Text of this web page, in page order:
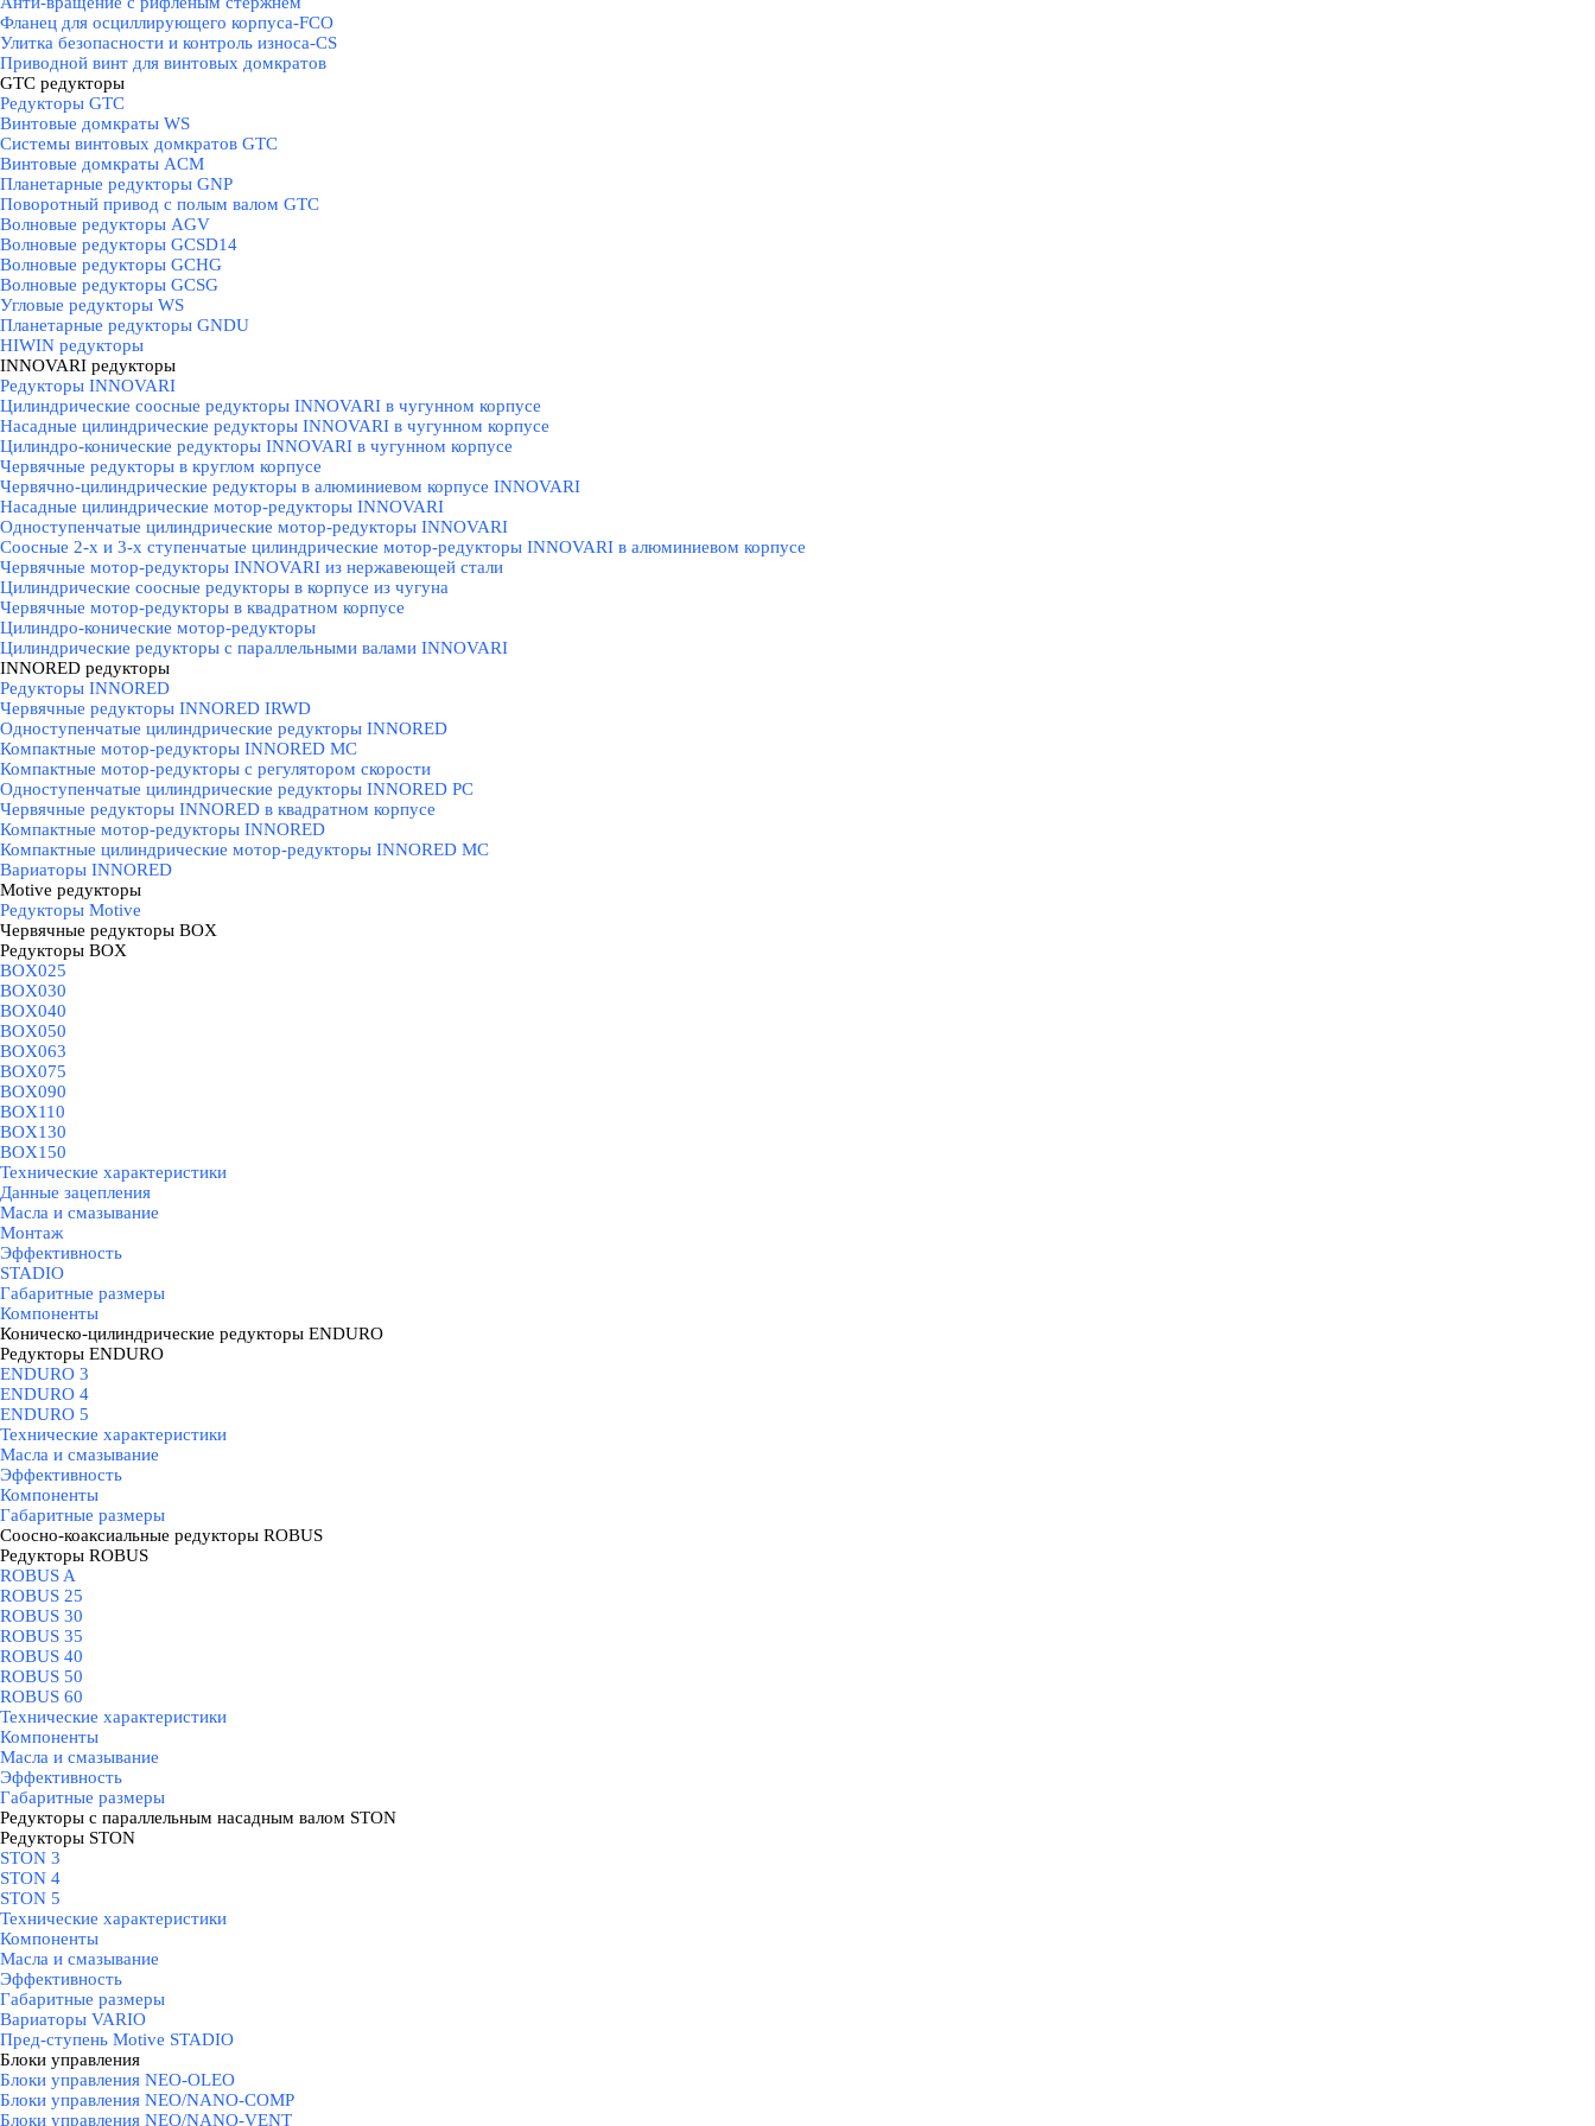
Фланец для осциллирующего корпуса-FCO
Улитка безопасности и контроль износа-CS
Приводной винт для винтовых домкратов
GTC редукторы
Редукторы GTC
Винтовые домкраты WS
Системы винтовых домкратов GTC
Винтовые домкраты ACM
Планетарные редукторы GNP
Поворотный привод с полым валом GTC
Волновые редукторы AGV
Волновые редукторы GCSD14
Волновые редукторы GCHG
Волновые редукторы GCSG
Угловые редукторы WS
Планетарные редукторы GNDU
HIWIN редукторы
INNOVARI редукторы
Редукторы INNOVARI
Цилиндрические соосные редукторы INNOVARI в чугунном корпусе
Насадные цилиндрические редукторы INNOVARI в чугунном корпусе
Цилиндро-конические редукторы INNOVARI в чугунном корпусе
Червячные редукторы в круглом корпусе
Червячно-цилиндрические редукторы в алюминиевом корпусе INNOVARI
Насадные цилиндрические мотор-редукторы INNOVARI
Одноступенчатые цилиндрические мотор-редукторы INNOVARI
Соосные 2-х и 3-х ступенчатые цилиндрические мотор-редукторы INNOVARI в алюминиевом корпусе
Червячные мотор-редукторы INNOVARI из нержавеющей стали
Цилиндрические соосные редукторы в корпусе из чугуна
Червячные мотор-редукторы в квадратном корпусе
Цилиндро-конические мотор-редукторы
Цилиндрические редукторы с параллельными валами INNOVARI
INNORED редукторы
Редукторы INNORED
Червячные редукторы INNORED IRWD
Одноступенчатые цилиндрические редукторы INNORED
Компактные мотор-редукторы INNORED MC
Компактные мотор-редукторы с регулятором скорости
Одноступенчатые цилиндрические редукторы INNORED PC
Червячные редукторы INNORED в квадратном корпусе
Компактные мотор-редукторы INNORED
Компактные цилиндрические мотор-редукторы INNORED MC
Вариаторы INNORED
Motive редукторы
Редукторы Motive
Червячные редукторы BOX
Редукторы BOX
BOX025
BOX030
BOX040
BOX050
BOX063
BOX075
BOX090
BOX110
BOX130
BOX150
Технические характеристики
Данные зацепления
Масла и смазывание
Монтаж
Эффективность
STADIO
Габаритные размеры
Компоненты
Коническо-цилиндрические редукторы ENDURO
Редукторы ENDURO
ENDURO 3
ENDURO 4
ENDURO 5
Технические характеристики
Масла и смазывание
Эффективность
Компоненты
Габаритные размеры
Соосно-коаксиальные редукторы ROBUS
Редукторы ROBUS
ROBUS A
ROBUS 25
ROBUS 30
ROBUS 35
ROBUS 40
ROBUS 50
ROBUS 60
Технические характеристики
Компоненты
Масла и смазывание
Эффективность
Габаритные размеры
Редукторы с параллельным насадным валом STON
Редукторы STON
STON 3
STON 4
STON 5
Технические характеристики
Компоненты
Масла и смазывание
Эффективность
Габаритные размеры
Вариаторы VARIO
Пред-ступень Motive STADIO
Блоки управления
Блоки управления NEO-OLEO
Блоки управления NEO/NANO-COMP
Блоки управления NEO/NANO-VENT